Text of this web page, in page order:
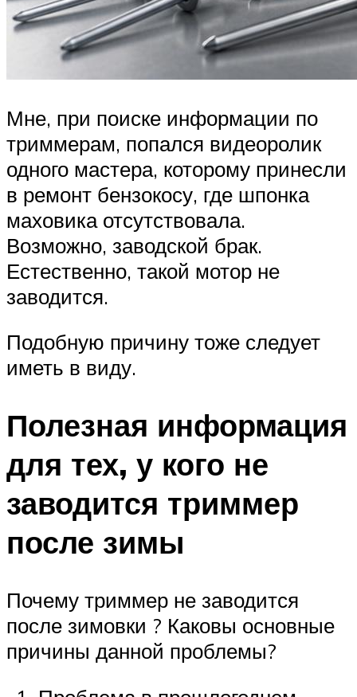
Мне, при поиске информации по
триммерам, попался видеоролик
одного мастера, которому принесли
в ремонт бензокосу, где шпонка
маховика отсутствовала.
Возможно, заводской брак.
Естественно, такой мотор не
заводится.
Подобную причину тоже следует
иметь в виду.
Полезная информация
для тех, у кого не
заводится триммер
после зимы
Почему триммер не заводится
после зимовки ? Каковы основные
причины данной проблемы?